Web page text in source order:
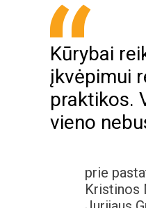
Kūrybai
įkvėpimui
praktikos.
vieno
prie
Kristinos